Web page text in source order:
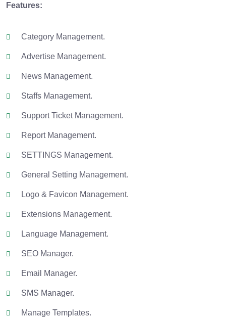
Features:
Category Management.
Advertise Management.
News Management.
Staffs Management.
Support Ticket Management.
Report Management.
SETTINGS Management.
General Setting Management.
Logo & Favicon Management.
Extensions Management.
Language Management.
SEO Manager.
Email Manager.
SMS Manager.
Manage Templates.